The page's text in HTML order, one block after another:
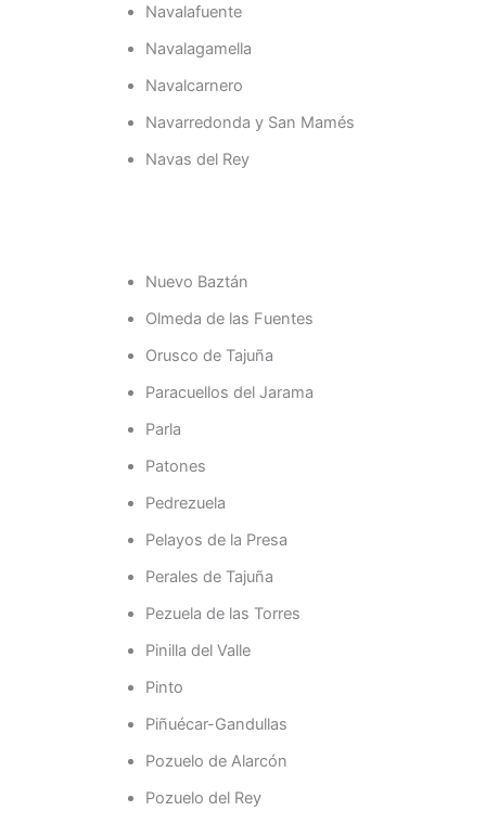
Navalafuente
Navalagamella
Navalcarnero
Navarredonda y San Mamés
Navas del Rey
Nuevo Baztán
Olmeda de las Fuentes
Orusco de Tajuña
Paracuellos del Jarama
Parla
Patones
Pedrezuela
Pelayos de la Presa
Perales de Tajuña
Pezuela de las Torres
Pinilla del Valle
Pinto
Piñuécar-Gandullas
Pozuelo de Alarcón
Pozuelo del Rey